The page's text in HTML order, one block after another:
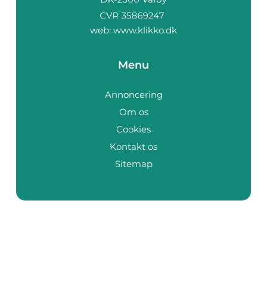
web: www.klikko.dk
Menu
Annoncering
Om os
Cookies
Kontakt os
Sitemap